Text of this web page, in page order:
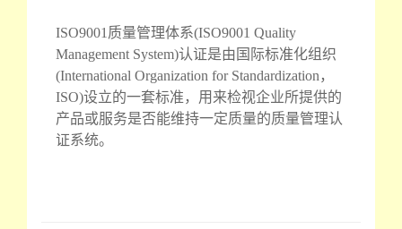
ISO9001质量管理体系(ISO9001 Quality
Management System)认证是由国际标准化组织
(International Organization for Standardization，
ISO)设立的一套标准，用来检视企业所提供的
产品或服务是否能维持一定质量的质量管理认
证系统。